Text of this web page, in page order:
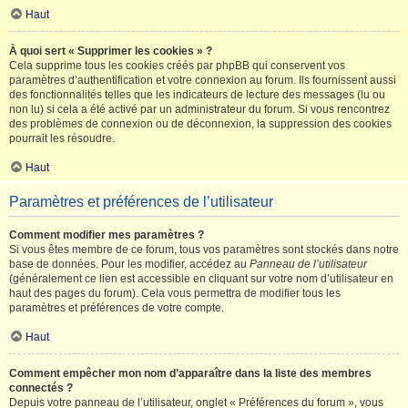
Haut
À quoi sert « Supprimer les cookies » ?
Cela supprime tous les cookies créés par phpBB qui conservent vos
paramètres d’authentification et votre connexion au forum. Ils fournissent aussi
des fonctionnalités telles que les indicateurs de lecture des messages (lu ou
non lu) si cela a été activé par un administrateur du forum. Si vous rencontrez
des problèmes de connexion ou de déconnexion, la suppression des cookies
pourrait les résoudre.
Haut
Paramètres et préférences de l’utilisateur
Comment modifier mes paramètres ?
Si vous êtes membre de ce forum, tous vos paramètres sont stockés dans notre
base de données. Pour les modifier, accédez au Panneau de l’utilisateur
(généralement ce lien est accessible en cliquant sur votre nom d’utilisateur en
haut des pages du forum). Cela vous permettra de modifier tous les
paramètres et préférences de votre compte.
Haut
Comment empêcher mon nom d’apparaître dans la liste des membres
connectés ?
Depuis votre panneau de l’utilisateur, onglet « Préférences du forum », vous